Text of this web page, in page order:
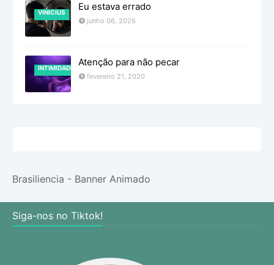
VINICIUS Eu estava errado
junho 06, 2026
INTIMIDADE Atenção para não pecar
fevereiro 21, 2020
Brasiliencia - Banner Animado
Siga-nos no Tiktok!